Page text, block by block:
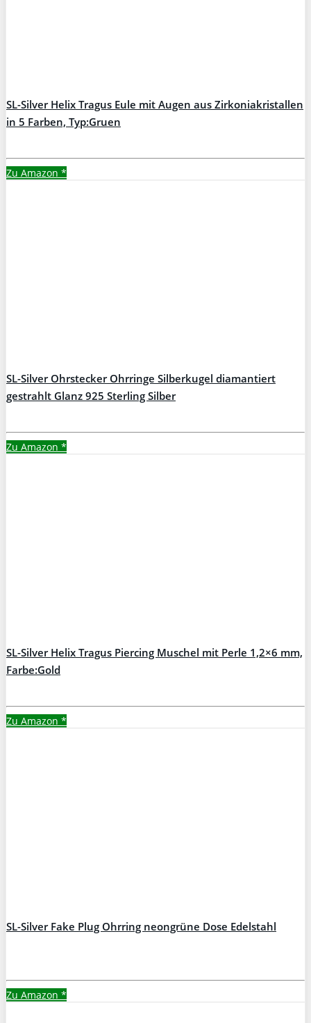
SL-Silver Helix Tragus Eule mit Augen aus Zirkoniakristallen
in 5 Farben, Typ:Gruen
Zu Amazon *
SL-Silver Ohrstecker Ohrringe Silberkugel diamantiert
gestrahlt Glanz 925 Sterling Silber
Zu Amazon *
SL-Silver Helix Tragus Piercing Muschel mit Perle 1,2×6 mm,
Farbe:Gold
Zu Amazon *
SL-Silver Fake Plug Ohrring neongrüne Dose Edelstahl
Zu Amazon *